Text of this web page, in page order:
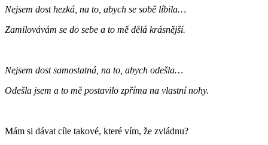
Nejsem dost hezká, na to, abych se sobě líbila…
Zamilovávám se do sebe a to mě dělá krásnější.
Nejsem dost samostatná, na to, abych odešla…
Odešla jsem a to mě postavilo zpříma na vlastní nohy.
Mám si dávat cíle takové, které vím, že zvládnu?